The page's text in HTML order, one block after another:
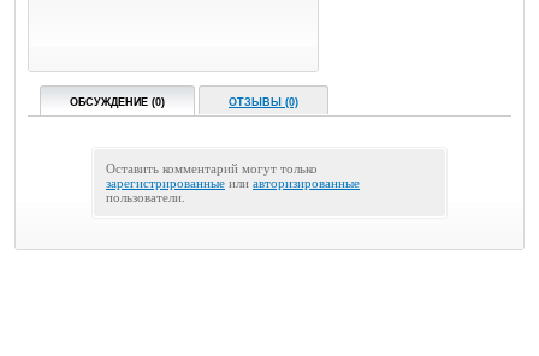
ОБСУЖДЕНИЕ (0) ОТЗЫВЫ (0)
Оставить комментарий могут только
зарегистрированные или авторизированные
пользователи.